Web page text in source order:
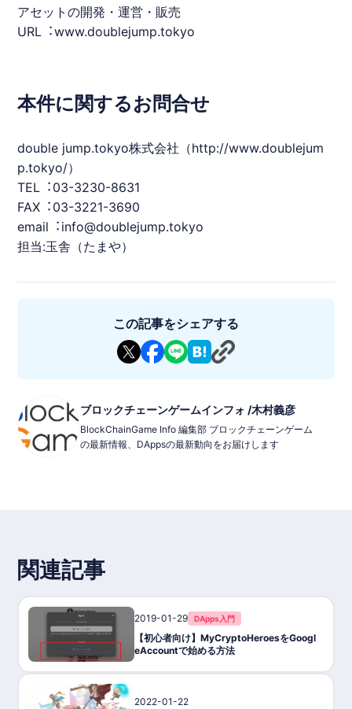
アセットの開発・運営・販売
URL︓www.doublejump.tokyo
本件に関するお問合せ
double jump.tokyo株式会社（http://www.doublejum
p.tokyo/）
TEL︓03-3230-8631
FAX︓03-3221-3690
email︓info@doublejump.tokyo
担当:⽟舎（たまや）
この記事をシェアする
ブロックチェーンゲームインフォ /木村義彦
BlockChainGame Info 編集部 ブロックチェーンゲーム
の最新情報、DAppsの最新動向をお届けします
関連記事
2019-01-29 DApps入門
【初心者向け】MyCryptoHeroesをGoogl
eAccountで始める方法
2022-01-22